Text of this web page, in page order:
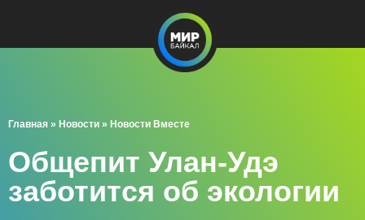
Главная » Новости » Новости Вместе
Общепит Улан-Удэ
заботится об экологии